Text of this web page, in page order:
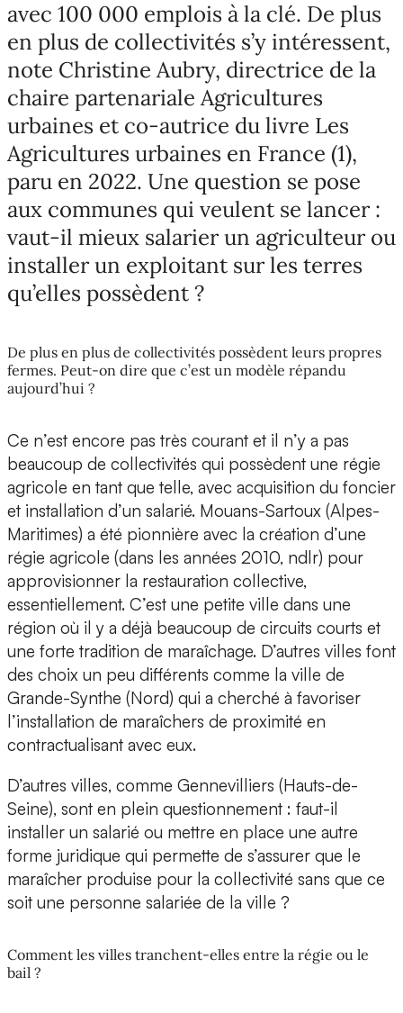
avec 100 000 emplois à la clé. De plus
en plus de collectivités s’y intéressent,
note Christine Aubry, directrice de la
chaire partenariale Agricultures
urbaines et co-autrice du livre Les
Agricultures urbaines en France (1),
paru en 2022. Une question se pose
aux communes qui veulent se lancer :
vaut-il mieux salarier un agriculteur ou
installer un exploitant sur les terres
qu’elles possèdent ?
De plus en plus de collectivités possèdent leurs propres
fermes. Peut-on dire que c’est un modèle répandu
aujourd’hui ?
Ce n’est encore pas très courant et il n’y a pas
beaucoup de collectivités qui possèdent une régie
agricole en tant que telle, avec acquisition du foncier
et installation d’un salarié. Mouans-Sartoux (Alpes-
Maritimes) a été pionnière avec la création d’une
régie agricole (dans les années 2010, ndlr) pour
approvisionner la restauration collective,
essentiellement. C’est une petite ville dans une
région où il y a déjà beaucoup de circuits courts et
une forte tradition de maraîchage. D’autres villes font
des choix un peu différents comme la ville de
Grande-Synthe (Nord) qui a cherché à favoriser
l’installation de maraîchers de proximité en
contractualisant avec eux.
D’autres villes, comme Gennevilliers (Hauts-de-
Seine), sont en plein questionnement : faut-il
installer un salarié ou mettre en place une autre
forme juridique qui permette de s’assurer que le
maraîcher produise pour la collectivité sans que ce
soit une personne salariée de la ville ?
Comment les villes tranchent-elles entre la régie ou le
bail ?